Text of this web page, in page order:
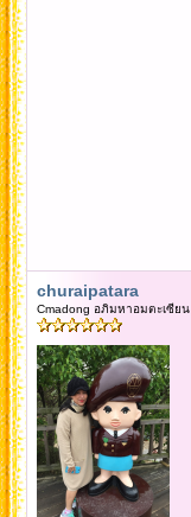
churaipatara
Cmadong อภิมหาอมตะเซียน